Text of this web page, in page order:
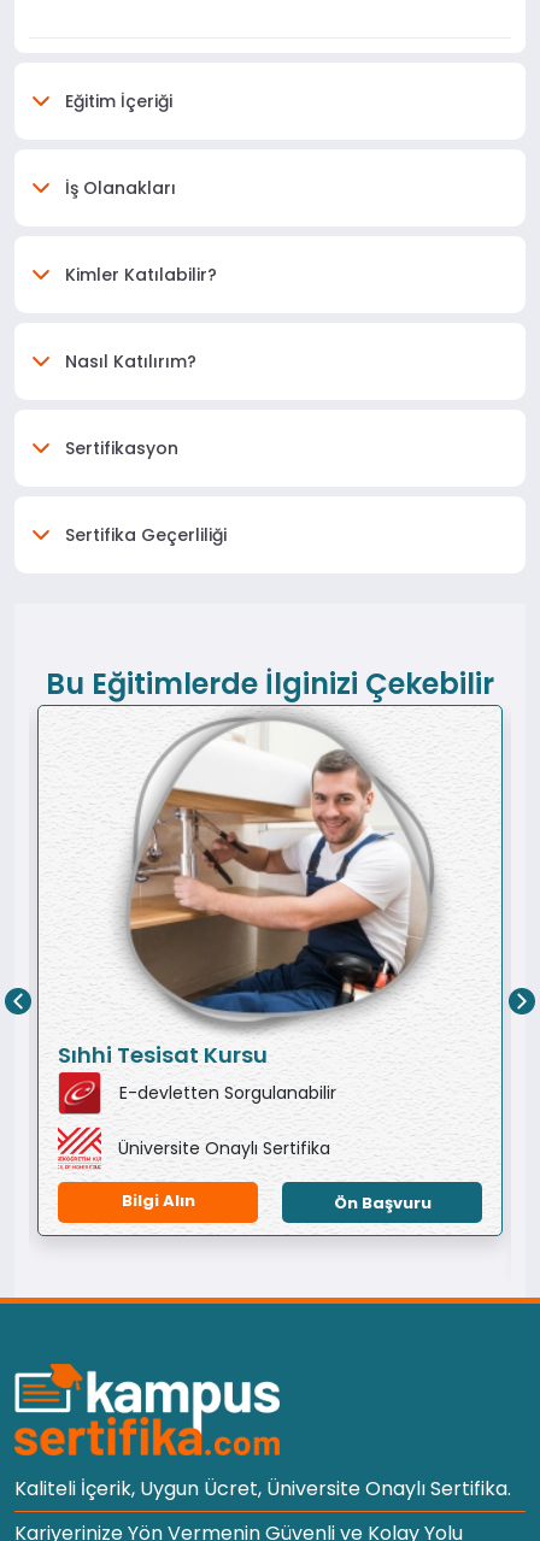
Eğitim İçeriği
İş Olanakları
Kimler Katılabilir?
Nasıl Katılırım?
Sertifikasyon
Sertifika Geçerliliği
Bu Eğitimlerde İlginizi Çekebilir
Sıhhi Tesisat Kursu
E-devletten Sorgulanabilir
Üniversite Onaylı Sertifika
Bilgi Alın Ön Başvuru
Kaliteli İçerik, Uygun Ücret, Üniversite Onaylı Sertifika.
Kariyerinize Yön Vermenin Güvenli ve Kolay Yolu